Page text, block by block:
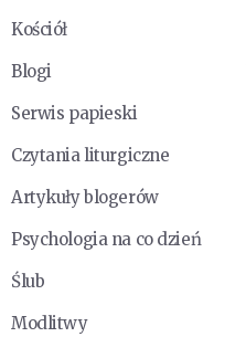
Kościół
Blogi
Serwis papieski
Czytania liturgiczne
Artykuły blogerów
Psychologia na co dzień
Ślub
Modlitwy